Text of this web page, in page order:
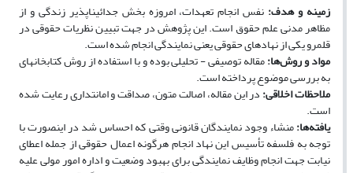
زمینه و هدف: نفس انجام تعهدات، امروزه بخش جدائی­ناپذیر زندگی و از
مظاهر مدنی علم حقوق است. این پژوهش در جهت تبیین نظریات حقوقی در
قلمرو یکی از نهادهای حقوقی یعنی نمایندگی انجام شده است.
مواد و روش‌ها:مقاله توصیفی - تحلیلی بوده و با استفاده از روش کتابخانه­ای
به بررسی موضوع پرداخته است.
ملاحظات اخلاقی:در این مقاله، اصالت متون، صداقت و امانت­داری رعایت شده
است.
یافته‌ها:منشاء وجود نمایندگان قانونی وقتی که احساس شد در این­صورت با
توجه به فلسفه تأسیس این نهاد انجام هرگونه اعمال حقوقی از جمله اعطای
نیابت جهت انجام وظایف نمایندگی برای بهبود وضعیت و اداره امور مولی علیه